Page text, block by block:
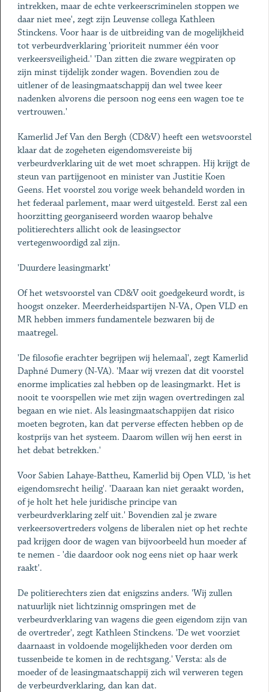
intrekken, maar de echte verkeerscriminelen stoppen we
daar niet mee', zegt zijn Leuvense collega Kathleen
Stinckens. Voor haar is de uitbreiding van de mogelijkheid
tot verbeurdverklaring 'prioriteit nummer één voor
verkeersveiligheid.' 'Dan zitten die zware wegpiraten op
zijn minst tijdelijk zonder wagen. Bovendien zou de
uitlener of de leasingmaatschappij dan wel twee keer
nadenken alvorens die persoon nog eens een wagen toe te
vertrouwen.'
Kamerlid Jef Van den Bergh (CD&V) heeft een wetsvoorstel
klaar dat de zogeheten eigendomsvereiste bij
verbeurdverklaring uit de wet moet schrappen. Hij krijgt de
steun van partijgenoot en minister van Justitie Koen
Geens. Het voorstel zou vorige week behandeld worden in
het federaal parlement, maar werd uitgesteld. Eerst zal een
hoorzitting georganiseerd worden waarop behalve
politierechters allicht ook de leasingsector
vertegenwoordigd zal zijn.
'Duurdere leasingmarkt'
Of het wetsvoorstel van CD&V ooit goedgekeurd wordt, is
hoogst onzeker. Meerderheidspartijen N-VA, Open VLD en
MR hebben immers fundamentele bezwaren bij de
maatregel.
'De filosofie erachter begrijpen wij helemaal', zegt Kamerlid
Daphné Dumery (N-VA). 'Maar wij vrezen dat dit voorstel
enorme implicaties zal hebben op de leasingmarkt. Het is
nooit te voorspellen wie met zijn wagen overtredingen zal
begaan en wie niet. Als leasingmaatschappijen dat risico
moeten begroten, kan dat perverse effecten hebben op de
kostprijs van het systeem. Daarom willen wij hen eerst in
het debat betrekken.'
Voor Sabien Lahaye-Battheu, Kamerlid bij Open VLD, 'is het
eigendomsrecht heilig'. 'Daaraan kan niet geraakt worden,
of je holt het hele juridische principe van
verbeurdverklaring zelf uit.' Bovendien zal je zware
verkeersovertreders volgens de liberalen niet op het rechte
pad krijgen door de wagen van bijvoorbeeld hun moeder af
te nemen - 'die daardoor ook nog eens niet op haar werk
raakt'.
De politierechters zien dat enigszins anders. 'Wij zullen
natuurlijk niet lichtzinnig omspringen met de
verbeurdverklaring van wagens die geen eigendom zijn van
de overtreder', zegt Kathleen Stinckens. 'De wet voorziet
daarnaast in voldoende mogelijkheden voor derden om
tussenbeide te komen in de rechtsgang.' Versta: als de
moeder of de leasingmaatschappij zich wil verweren tegen
de verbeurdverklaring, dan kan dat.